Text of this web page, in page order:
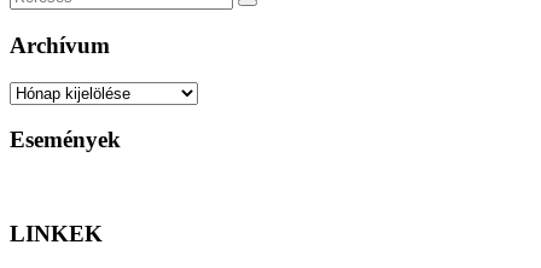
Keresés
Archívum
Archívum
Események
LINKEK